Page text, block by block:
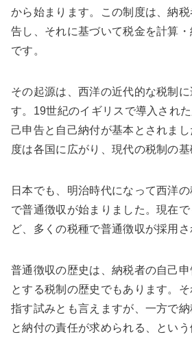
から始まります。この制度は、納
告し、それに基づいて税金を計算
です。
その起源は、西洋の近代的な税制に
す。19世紀のイギリスで導入され
己申告と自己納付が基本とされま
度は各国に広がり、現代の税制の基
日本でも、明治時代になって西洋
で普通徴収が始まりました。現在
ど、多くの税種で普通徴収が採用さ
普通徴収の歴史は、納税者の自己
とする税制の歴史でもあります。
指す試みとも言えますが、一方で
と納付の責任が求められる、とい